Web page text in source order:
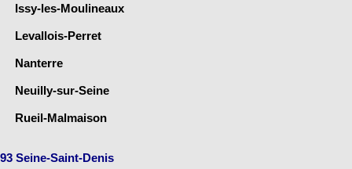
Issy-les-Moulineaux
Levallois-Perret
Nanterre
Neuilly-sur-Seine
Rueil-Malmaison
93 Seine-Saint-Denis